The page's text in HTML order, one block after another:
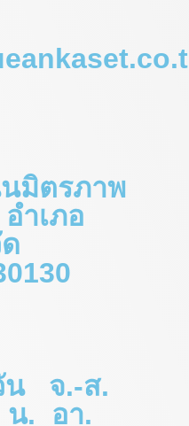
มิตรภาพ
ำเภอ
น จ.-ส.
น. อา.